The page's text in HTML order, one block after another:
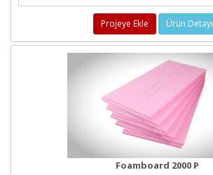
Projeye Ekle Ürün Detayı
Foamboard 2000 P